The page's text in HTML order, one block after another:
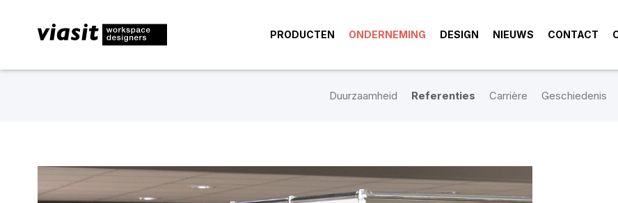
PRODUCTEN ONDERNEMING DESIGN NIEUWS CONTACT
Duurzaamheid Referenties Carrière Geschiedenis